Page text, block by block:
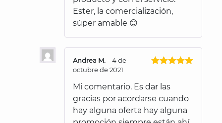
Ester, la comercialización,
súper amable 😊
Andrea M. –4 de
octubre de 2021
Mi comentario. Es dar las
gracias por acordarse cuando
hay alguna oferta hay alguna